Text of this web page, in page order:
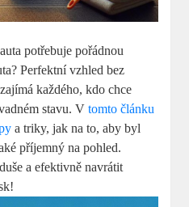
potřebuje pořádnou
Perfektní vzhled bez
každého, kdo chce
stavu. Vtomto článku
a triky, jak na to, aby byl
příjemný na pohled.
a efektivně navrátit